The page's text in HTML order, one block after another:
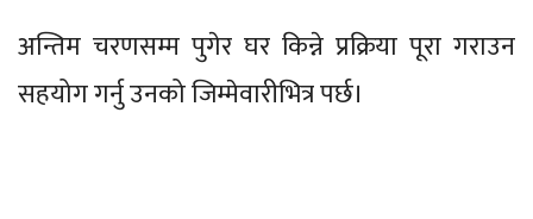
अन्तिम चरणसम्म पुगेर घर किन्ने प्रक्रिया पूरा गराउन
सहयोग गर्नु उनको जिम्मेवारीभित्र पर्छ।